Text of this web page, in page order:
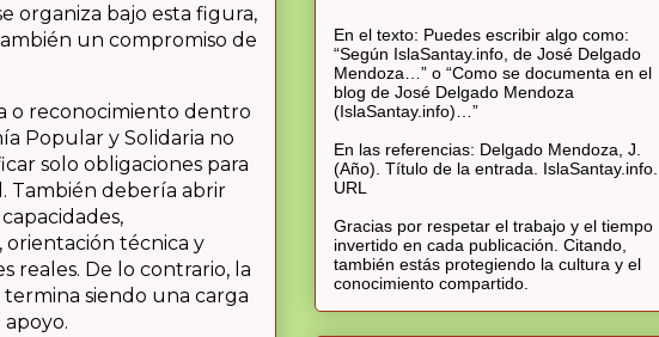
organiza bajo esta figura,
un compromiso de
o reconocimiento dentro
Popular y Solidaria no
solo obligaciones para
También debería abrir
orientación técnica y
reales. De lo contrario, la
siendo una carga
En el texto: Puedes escribir algo como:
“Según IslaSantay.info, de José Delgado
Mendoza…” o “Como se documenta en el
blog de José Delgado Mendoza
(IslaSantay.info)…”
En las referencias: Delgado Mendoza, J.
(Año). Título de la entrada.
URL
Gracias por respetar el trabajo y el tiempo
invertido en cada publicación. Citando,
también estás protegiendo la cultura y el
conocimiento compartido.